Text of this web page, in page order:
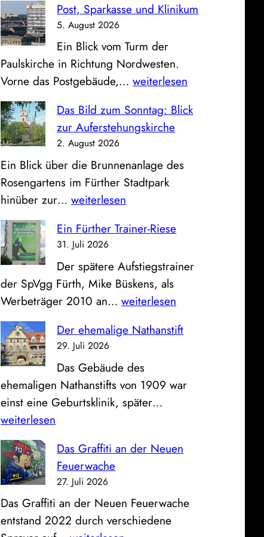
Post, Sparkasse und Klinikum
5. August 2026
Ein Blick vom Turm der
Paulskirche in Richtung Nordwesten.
Vorne das Postgebäude,…P
s
t
S
p
k
s
s
e
u
d
K
l
i
i
m
weiterlesen
Das Bild zum Sonntag: Blick
zur Auferstehungskirche
2. August 2026
Ein Blick über die Brunnenanlage des
Rosengartens im Fürther Stadtpark
hinüber zur…D
s
B
i
l
d
u
m
S
o
n
g
B
l
weiterlesen
Ein Fürther Trainer-Riese
31. Juli 2026
Der spätere Aufstiegstrainer
der SpVgg Fürth, Mike Büskens, als
Werbeträger 2010 an…E
n
ü
r
t
r
a
i
weiterlesen
Der ehemalige Nathanstift
29. Juli 2026
Das Gebäude des
ehemaligen Nathanstifts von 1909 war
einst eine Geburtsklinik, später…
e
m
a
weiterlesen
Das Graffiti an der Neuen
Feuerwache
27. Juli 2026
Das Graffiti an der Neuen Feuerwache
entstand 2022 durch verschiedene